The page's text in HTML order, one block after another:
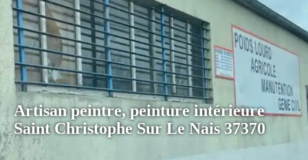
Artisan peintre, peinture intérieure
Saint Christophe Sur Le Nais 37370